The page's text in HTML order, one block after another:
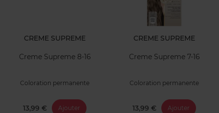
CREME SUPREME
Creme Supreme 8-16
Coloration permanente
13,99 € Ajouter
CREME SUPREME
Creme Supreme 7-16
Coloration permanente
13,99 € Ajouter